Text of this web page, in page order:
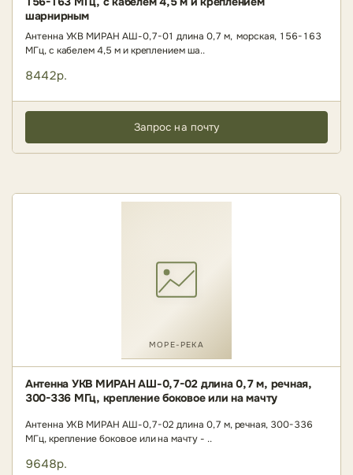
шарнирным
Антенна УКВ МИРАН АШ-0,7-01 длина 0,7 м, морская, 156-163
МГц, с кабелем 4,5 м и креплением ша..
8442р.
Запрос на почту
МОРЕ-РЕКА
Антенна УКВ МИРАН АШ-0,7-02 длина 0,7 м, речная,
300-336 МГц, крепление боковое или на мачту
Антенна УКВ МИРАН АШ-0,7-02 длина 0,7 м, речная, 300-336
МГц, крепление боковое или на мачту - ..
9648р.